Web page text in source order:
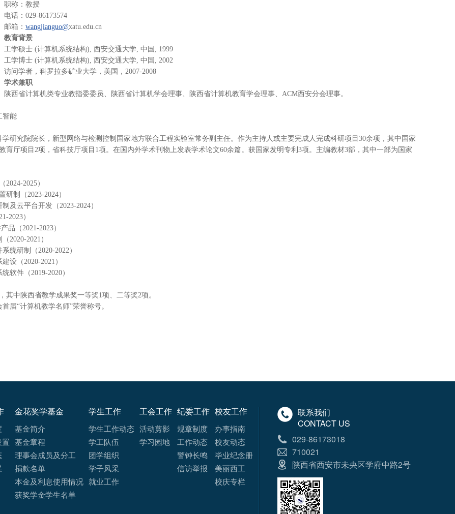
职称：教授
电话： 029-86173574
邮箱： wangjianguo@xatu.edu.cn
教育背景
工学硕士 (计算机系统结构), 西安交通大学, 中国, 1999
工学博士 (计算机系统结构), 西安交通大学, 中国, 2002
访问学者，科罗拉多矿业大学，美国， 2007-2008
学术兼职
陕西省计算机类专业教指委委员、陕西省计算机学会理事、陕西省计算机教育学会理事、 ACM西安分会理事。
智能
学研究院院长 ， 新型网络与检测控制国家地方联合工程实验室常务副主任。 作为主持人或主要完成人完成科研项目 30余项，其中国家
育厅项目2项，省科技厅项目1项。在国内外学术刊物上发表学术论文60余篇。 获国家发明专利 3项。 主编教材3部，其中一部为国家
（2024-2025）
制（2023-2024）
及云平台开发（2023-2024）
2023）
品（2021-2023）
（2020-2021）
系统研制（2020-2022）
建设（2020-2021）
统软件（2019-2020）
其中陕西省教学成果奖一等奖1项、二等奖2项。
首届“计算机教学名师”荣誉称号。
金花奖学基金
基金简介
基金章程
理事会成员及分工
捐款名单
本金及利息使用情况
获奖学金学生名单
学生工作
学生工作动态
学工队伍
团学组织
学子风采
就业工作
工会工作
活动剪影
学习园地
纪委工作
规章制度
工作动态
警钟长鸣
信访举报
校友工作
办事指南
校友动态
毕业纪念册
美丽西工
校庆专栏
联系我们
CONTACT US
029-86173018
710021
陕西省西安市未央区学府中路2号